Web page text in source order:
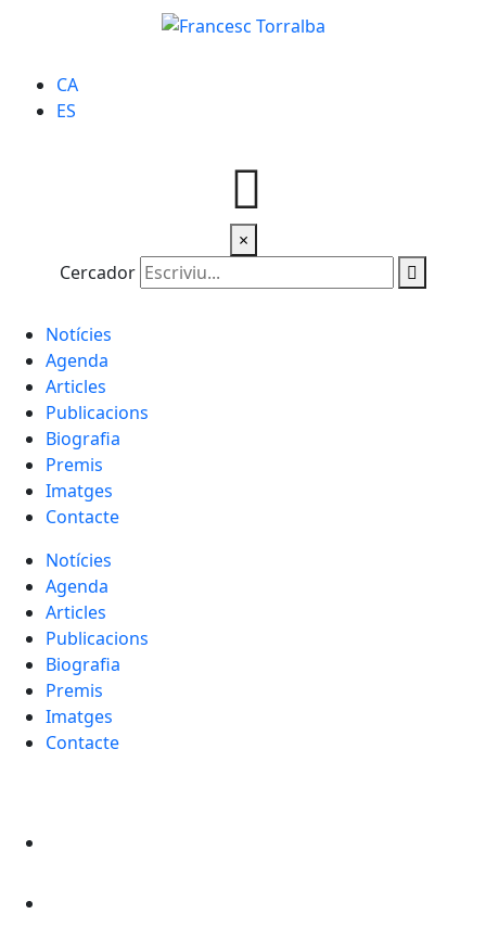
CA
ES
×
Cercador
Notícies
Agenda
Articles
Publicacions
Biografia
Premis
Imatges
Contacte
Notícies
Agenda
Articles
Publicacions
Biografia
Premis
Imatges
Contacte